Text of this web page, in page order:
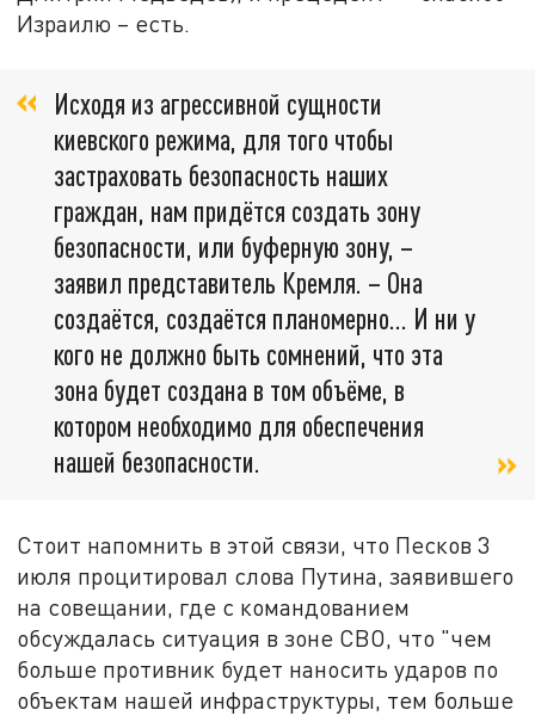
Израилю – есть.
Исходя из агрессивной сущности
киевского режима, для того чтобы
застраховать безопасность наших
граждан, нам придётся создать зону
безопасности, или буферную зону, –
заявил представитель Кремля. – Она
создаётся, создаётся планомерно… И ни у
кого не должно быть сомнений, что эта
зона будет создана в том объёме, в
котором необходимо для обеспечения
нашей безопасности.
Стоит напомнить в этой связи, что Песков 3
июля процитировал слова Путина, заявившего
на совещании, где с командованием
обсуждалась ситуация в зоне СВО, что "чем
больше противник будет наносить ударов по
объектам нашей инфраструктуры, тем больше